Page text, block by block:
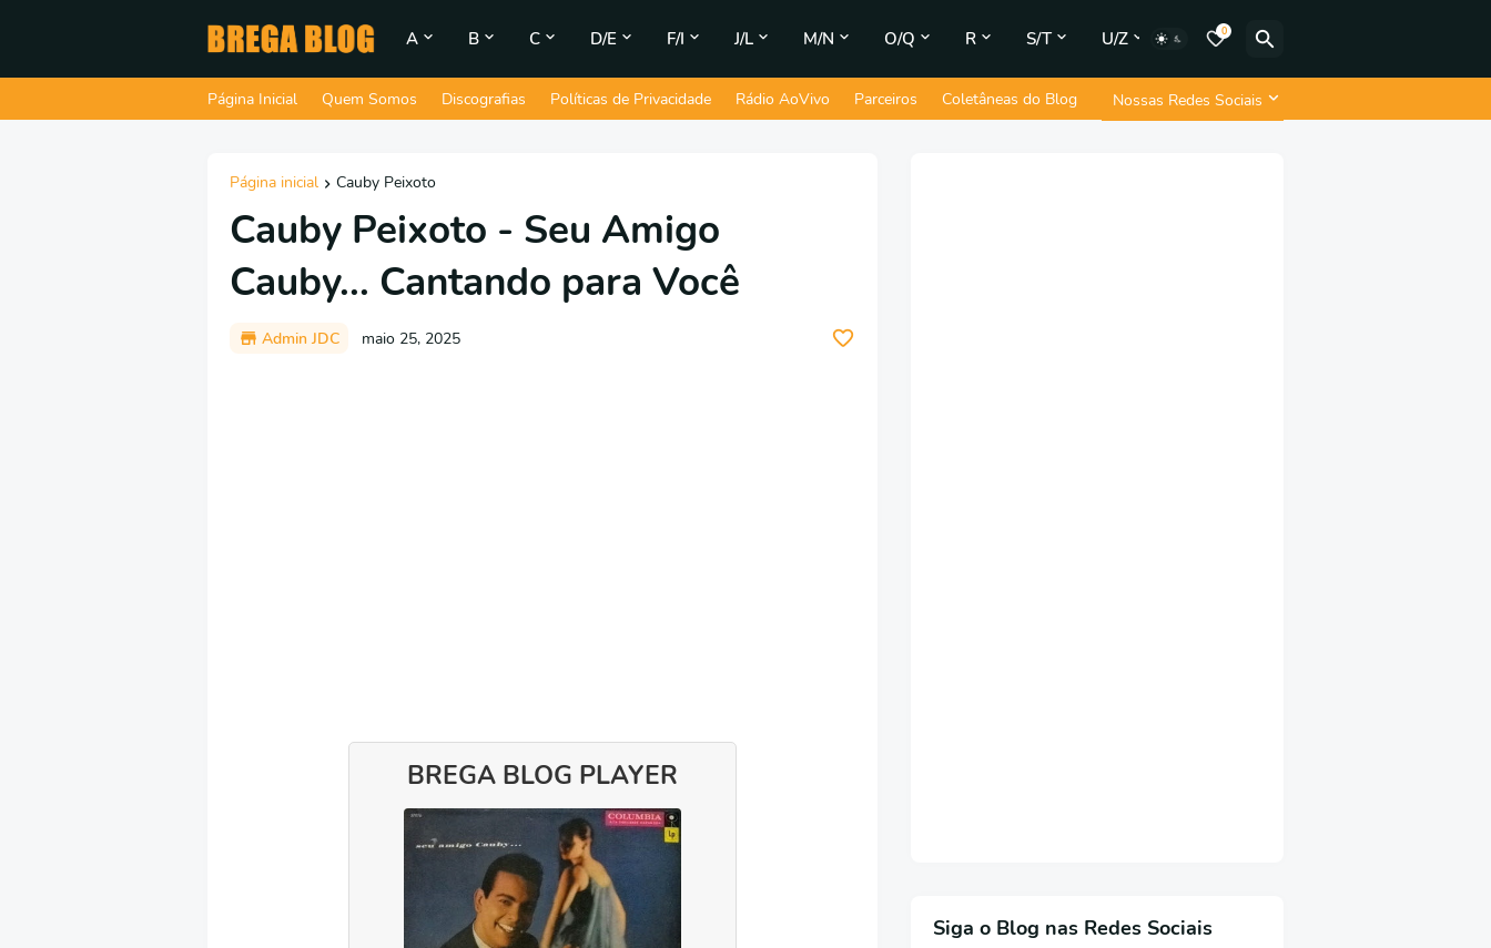
A B C D/E F/I J/L M/N O/Q R S/T U/Z 0
Página Inicial Quem Somos Discografias Políticas de Privacidade Rádio AoVivo Parceiros Coletâneas do Blog Nossas Redes Sociais
Página inicial Cauby Peixoto
Cauby Peixoto - Seu Amigo
Cauby... Cantando para Você
Admin JDC maio 25, 2025
BREGA BLOG PLAYER
Siga o Blog nas Redes Sociais